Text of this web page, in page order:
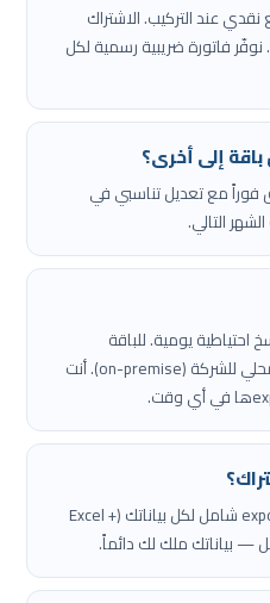
عند التركيب. الاشتراك
فاتورة ضريبية رسمية لكل
إلى أخرى؟
مع تعديل تناسبي في
التالي.
يومية. للباقة
الماسية: خيار النشر على الخادم المحلي للشركة (on-premise). أنت
قبل الإيقاف بـ30 يوم نوفّر لك export شامل لكل بياناتك (Excel +